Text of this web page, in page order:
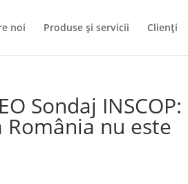
noi Produse și servicii Clienți
Sondaj INSCOP:
nu este